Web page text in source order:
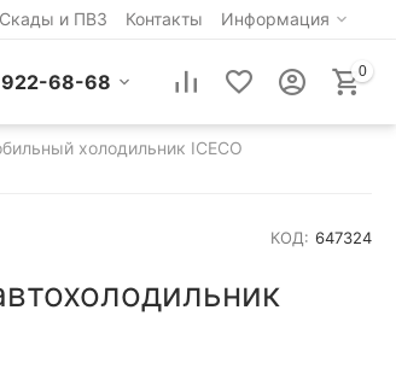
Скады и ПВЗ Контакты Информация
68-68 0
холодильник ICECO
КОД: 647324